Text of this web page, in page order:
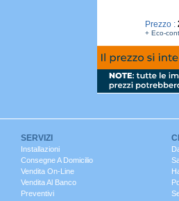
Prezzo :
+ Eco-
SERVIZI
Installazioni
Consegne A Domicilio
Vendita On-Line
Vendita Al Banco
Preventivi